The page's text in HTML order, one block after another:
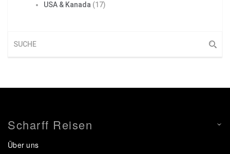
USA & Kanada (17)
Scharff Reisen
Über uns